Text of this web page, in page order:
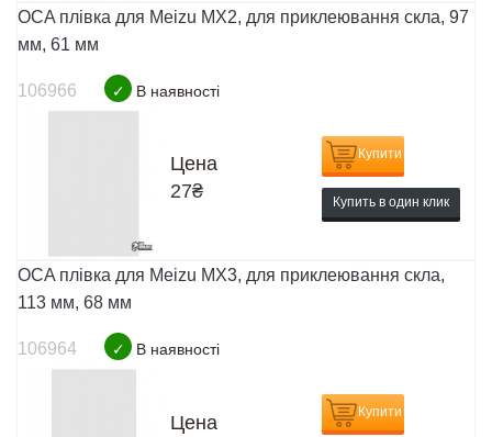
OCA плівка для Meizu MX2, для приклеювання скла, 97
мм, 61 мм
106966 ✓ В наявності
Цена
27₴
Купити
Купить в один клик
OCA плівка для Meizu MX3, для приклеювання скла,
113 мм, 68 мм
106964 ✓ В наявності
Цена
Купити